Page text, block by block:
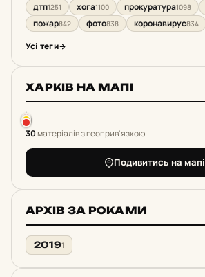
дтп1251 хога1100 прокуратура1098
пожар842 фото838 коронавирус834
Усі теги
ХАРКІВ НА МАПІ
30матеріалів з геоприв'язкою
Подивитись на мапі
АРХІВ ЗА РОКАМИ
20191